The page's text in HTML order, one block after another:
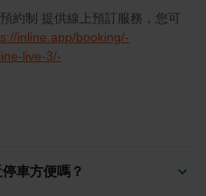
約制 提供線上預訂服務，您可
inline.app/booking/-
live-3/-
車方便嗎？